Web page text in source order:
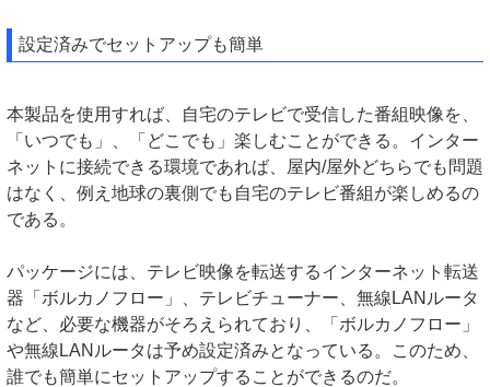
設定済みでセットアップも簡単
本製品を使用すれば、自宅のテレビで受信した番組映像を、
「いつでも」、「どこでも」楽しむことができる。インター
ネットに接続できる環境であれば、屋内/屋外どちらでも問題
はなく、例え地球の裏側でも自宅のテレビ番組が楽しめるの
である。
パッケージには、テレビ映像を転送するインターネット転送
器「ボルカノフロー」、テレビチューナー、無線LANルータ
など、必要な機器がそろえられており、「ボルカノフロー」
や無線LANルータは予め設定済みとなっている。このため、
誰でも簡単にセットアップすることができるのだ。